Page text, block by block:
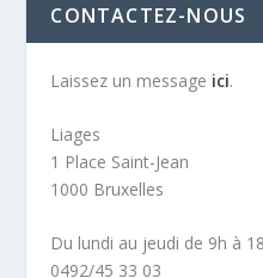
CONTACTEZ-NOUS
Laissez un message ici.
Liages
1 Place Saint-Jean
1000 Bruxelles
Du lundi au jeudi de 9h à
0492/45 33 03